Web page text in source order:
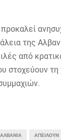
της
από
στοχεύουν
ΑΛΒΑΝΊΑ ΑΠΕΙΛΟΎΝ